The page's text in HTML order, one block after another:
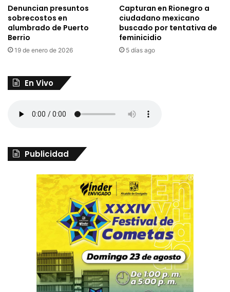
Denuncian presuntos
sobrecostos en
alumbrado de Puerto
Berrio
19 de enero de 2026
Capturan en Rionegro a
ciudadano mexicano
buscado por tentativa de
feminicidio
5 días ago
En Vivo
Publicidad